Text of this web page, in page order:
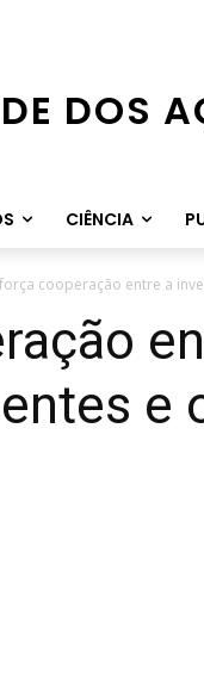
DOS
CIÊNCIA
cooperação entre a
e